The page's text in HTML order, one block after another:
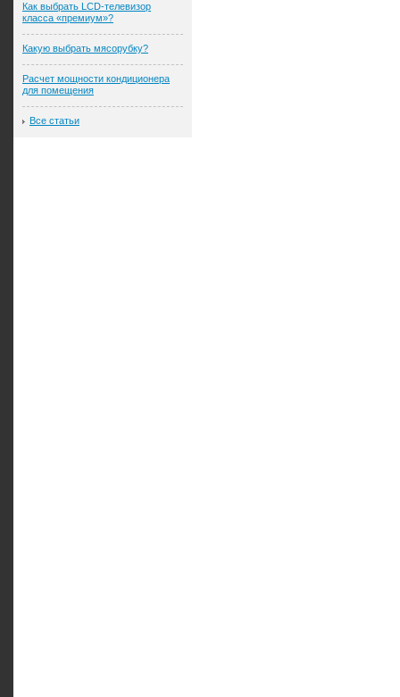
Как выбрать LCD-телевизор
класса «премиум»?
Какую выбрать мясорубку?
Расчет мощности кондиционера
для помещения
Все статьи